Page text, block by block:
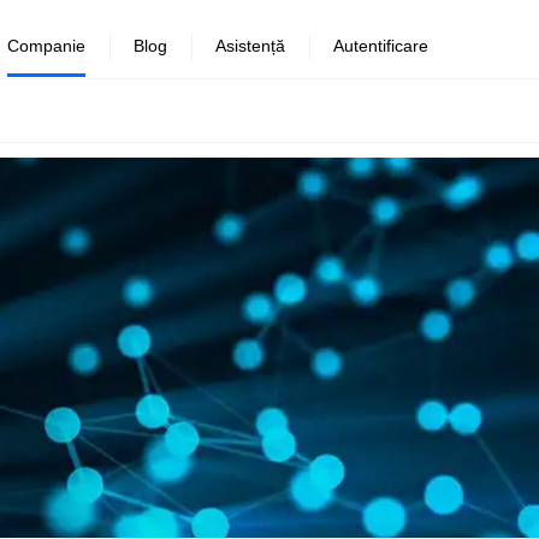
Companie Blog Asistență Autentificare